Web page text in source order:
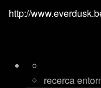
http://
recerca